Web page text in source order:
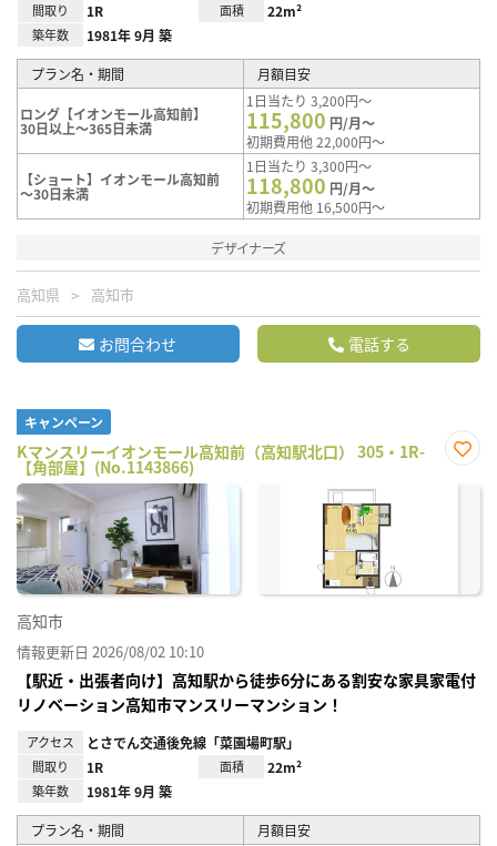
間取り 1R 面積 22m²
築年数 1981年 9月 築
プラン名・期間 月額目安
ロング【イオンモール高知前】
30日以上～365日未満
1日当たり 3,200円～
115,800 円/月～
初期費用他 22,000円～
【ショート】イオンモール高知前
～30日未満
1日当たり 3,300円～
118,800 円/月～
初期費用他 16,500円～
デザイナーズ
高知県 高知市
お問合わせ 電話する
キャンペーン
Kマンスリーイオンモール高知前（高知駅北口） 305・1R-
【角部屋】(No.1143866)
に入
高知市
情報更新日 2026/08/02 10:10
【駅近・出張者向け】高知駅から徒歩6分にある割安な家具家電付
リノベーション高知市マンスリーマンション！
アクセス とさでん交通後免線「菜園場町駅」
間取り 1R 面積 22m²
築年数 1981年 9月 築
プラン名・期間 月額目安